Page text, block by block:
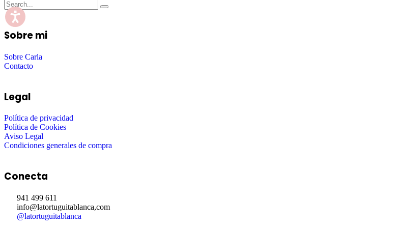
Sobre mi
Sobre Carla
Contacto
Legal
Política de privacidad
Política de Cookies
Aviso Legal
Condiciones generales de compra
Conecta
941 499 611
info@latortuguitablanca,com
@latortuguitablanca